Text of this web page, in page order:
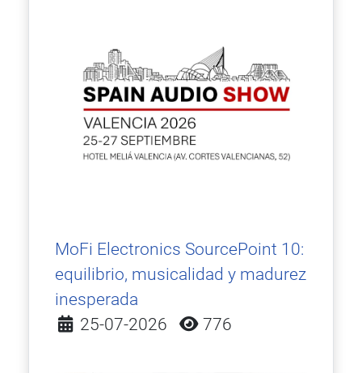
MoFi Electronics SourcePoint 10:
equilibrio, musicalidad y madurez
inesperada
Detalles
25-07-2026 776